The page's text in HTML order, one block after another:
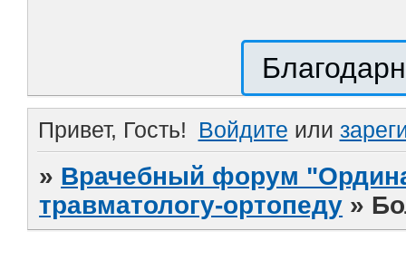
Привет, Гость! Войдите или
» Врачебный форум
травматологу-ортопеду »